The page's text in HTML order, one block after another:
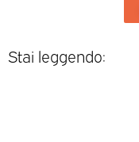
Stai leggendo: